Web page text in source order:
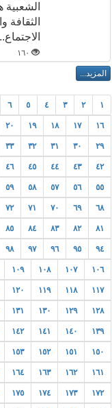
١٦٠
١ ٢ ٣ ٤ ٥ ٦
١٦ ١٧ ١٨ ١٩ ٢٠
٢٩ ٣٠ ٣١ ٣٢ ٣٣
٤٢ ٤٣ ٤٤ ٤٥ ٤٦
٥٥ ٥٦ ٥٧ ٥٨ ٥٩
٦٨ ٦٩ ٧٠ ٧١ ٧٢
٨١ ٨٢ ٨٣ ٨٤ ٨٥
٩٤ ٩٥ ٩٦ ٩٧ ٩٨
١٠٦ ١٠٧ ١٠٨ ١٠٩
١١٧ ١١٨ ١١٩ ١٢٠
١٢٨ ١٢٩ ١٣٠ ١٣١
١٣٩ ١٤٠ ١٤١ ١٤٢
١٥٠ ١٥١ ١٥٢ ١٥٣
١٦١ ١٦٢ ١٦٣ ١٦٤
١٧٢ ١٧٣ ١٧٤ ١٧٥